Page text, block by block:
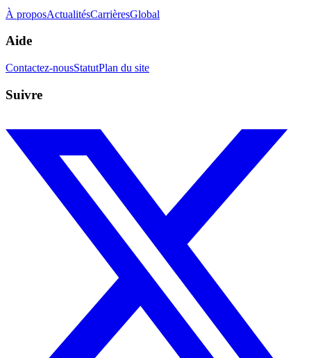
À proposActualitésCarrièresGlobal
Aide
Contactez-nousStatutPlan du site
Suivre